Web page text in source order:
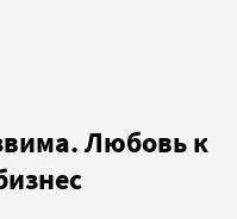
Любовь к